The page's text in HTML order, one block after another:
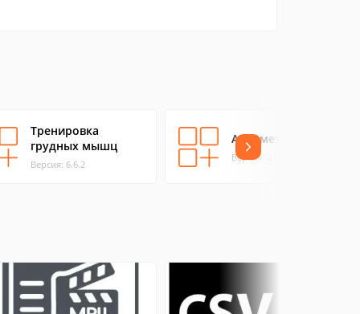
Тренировка
грудных мышц
Версия: 6.6.2
Алкометр
Версия: 2.3